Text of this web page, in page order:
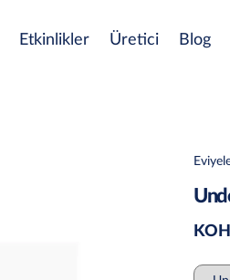
Etkinlikler Üretici Blog